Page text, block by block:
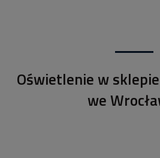
Oświetlenie w
we